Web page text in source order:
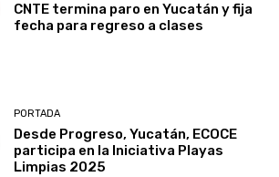
CNTE termina paro en Yucatán y fija
fecha para regreso a clases
PORTADA
Desde Progreso, Yucatán, ECOCE
participa en la Iniciativa Playas
Limpias 2025